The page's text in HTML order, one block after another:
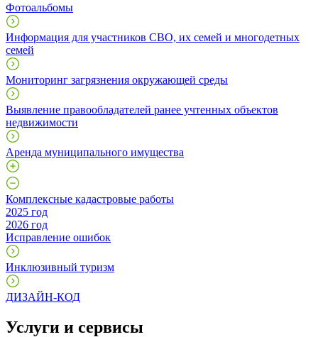
Фотоальбомы
Информация для участников СВО, их семей и многодетных
семей
Мониторинг загрязнения окружающей среды
Выявление правообладателей ранее учтенных объектов
недвижимости
Аренда муниципального имущества
Комплексные кадастровые работы
2025 год
2026 год
Исправление ошибок
Инклюзивный туризм
ДИЗАЙН-КОД
Услуги и сервисы